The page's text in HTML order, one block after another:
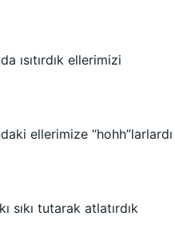
ısıtırdık ellerimizi
ellerimize “hohh”larlardı
sıkı tutarak atlatırdık